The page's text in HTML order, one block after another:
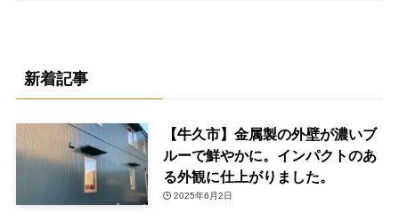
新着記事
【牛久市】金属製の外壁が濃いブ
ルーで鮮やかに。インパクトのあ
る外観に仕上がりました。
2025年6月2日